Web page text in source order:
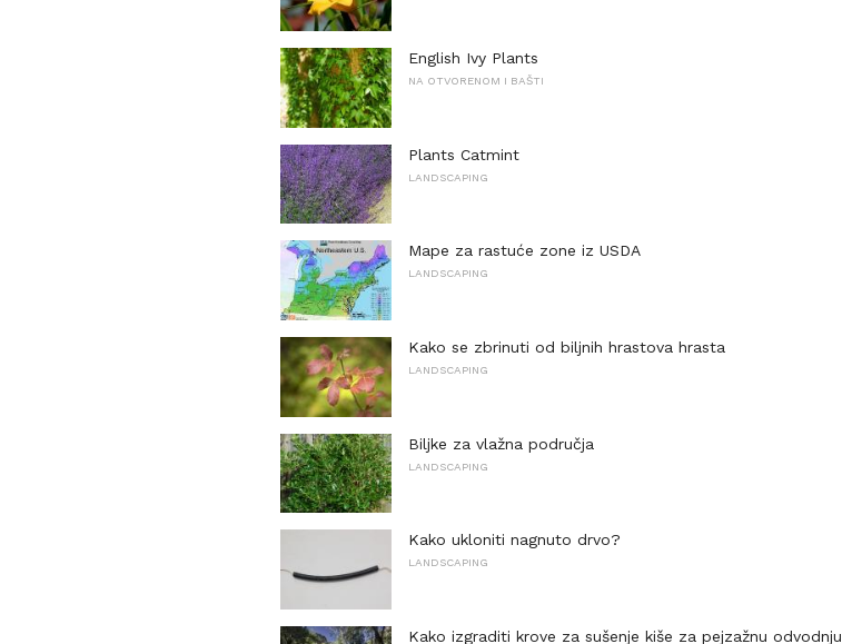
English Ivy Plants
NA OTVORENOM I BAŠTI
Plants Catmint
LANDSCAPING
Mape za rastuće zone iz USDA
LANDSCAPING
Kako se zbrinuti od biljnih hrastova hrasta
LANDSCAPING
Biljke za vlažna područja
LANDSCAPING
Kako ukloniti nagnuto drvo?
LANDSCAPING
Kako izgraditi krove za sušenje kiše za pejzažnu odvodnju